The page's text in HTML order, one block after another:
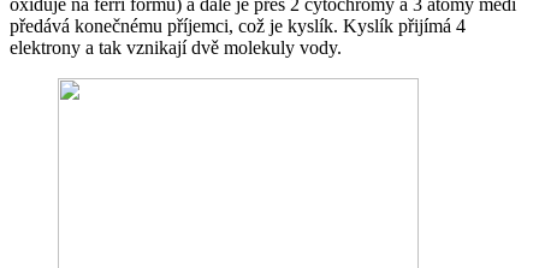
oxiduje na ferri formu) a dále je přes 2 cytochromy a 3 atomy mědi
předává konečnému příjemci, což je kyslík. Kyslík přijímá 4
elektrony a tak vznikají dvě molekuly vody.